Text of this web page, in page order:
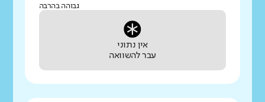
גבוהה בהרבה
אין נתוני
עבר להשוואה